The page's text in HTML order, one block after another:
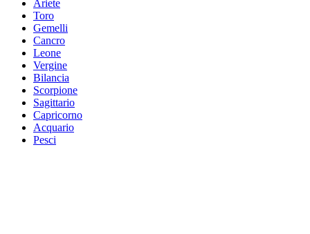
Ariete
Toro
Gemelli
Cancro
Leone
Vergine
Bilancia
Scorpione
Sagittario
Capricorno
Acquario
Pesci